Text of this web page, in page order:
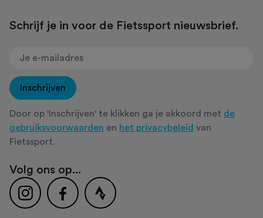
Schrijf je in voor de Fietssport nieuwsbrief.
Inschrijven
Door op 'Inschrijven' te klikken ga je akkoord met de
gebruiksvoorwaarden en het privacybeleid van
Fietssport.
Volg ons op...